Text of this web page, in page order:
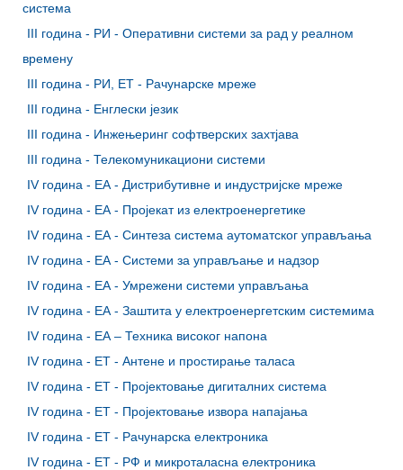
система
III година - РИ - Оперативни системи за рад у реалном
времену
III година - РИ, ЕТ - Рачунарске мреже
III година - Енглески језик
III година - Инжењеринг софтверских захтјава
III година - Телекомуникациони системи
IV година - ЕА - Дистрибутивне и индустријске мреже
IV година - ЕА - Пројекат из електроенергетике
IV година - ЕА - Синтеза система аутоматског управљања
IV година - ЕА - Системи за управљање и надзор
IV година - ЕА - Умрежени системи управљања
IV година - ЕА - Заштита у електроенергетским системима
IV година - ЕА – Техника високог напона
IV година - ЕТ - Антене и простирање таласа
IV година - ЕТ - Пројектовање дигиталних система
IV година - ЕТ - Пројектовање извора напајања
IV година - ЕТ - Рачунарска електроника
IV година - ЕТ - РФ и микроталасна електроника